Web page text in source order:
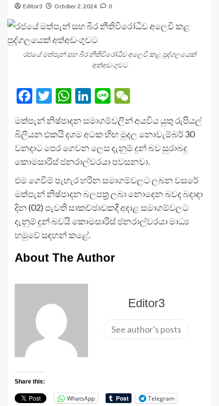
Editor3 October 2, 2024 0
රජයේ මත්පැන් සහ බීර නීතිවිරෝධීව අලෙවි කළ පුද්ගලයෙක්
අත්අඩංගුවට
Facebook
Twitter
WhatsApp
LinkedIn
Line
මත්පැන් නිෂ්පාදන සමාගම්වලින් අයවිය යුතු රුපියල්
බිලියන එකයි දශම අටක හිඟ මුදල නොවැම්බර් 30
වනදාට පෙර ගෙවන ලෙස දැනුම් දුන් බව සුරාබදු
කොමසාරිස් ජනරාල්වරයා පවසනවා.
එම ගෙවීම් පැහැර හරින සමාගම්වලට ලබන වසරේ
මත්පැන් නිෂ්පාදන බලපත්‍ර ලබා නොදෙන බවද බදාදා
දින (02) පැවති සාකච්ඡාවකදී අදාළ සමාගම්වලට
දැනුම් දුන් බවයි කොමසාරිස් ජනරාල්වරයා මාධ්‍ය
හමුවේ සඳහන් කළේ.
About The Author
Editor3
See author's posts
Share this:
WhatsApp Telegram